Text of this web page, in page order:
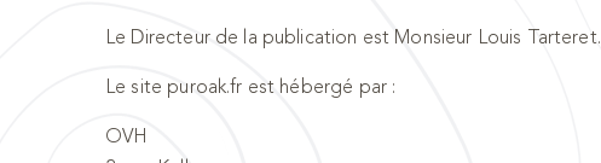
Le Directeur de la publication est Monsieur Louis Tarteret.
Le site puroak.fr est hébergé par :
OVH